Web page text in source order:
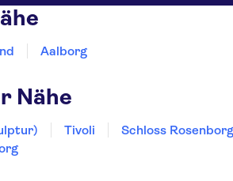
Aalborg
Nähe
Tivoli Schloss Rosenborg